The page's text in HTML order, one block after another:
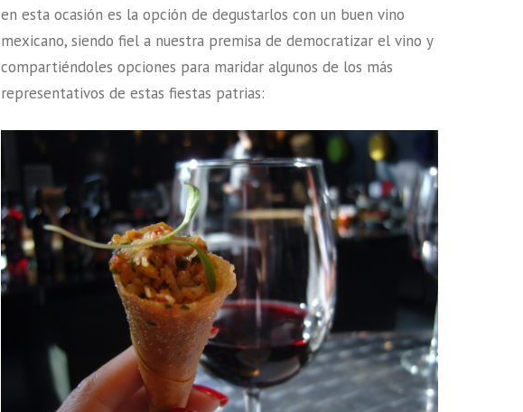
en esta ocasión es la opción de degustarlos con un buen vino
mexicano, siendo fiel a nuestra premisa de democratizar el vino y
compartiéndoles opciones para maridar algunos de los más
representativos de estas fiestas patrias: